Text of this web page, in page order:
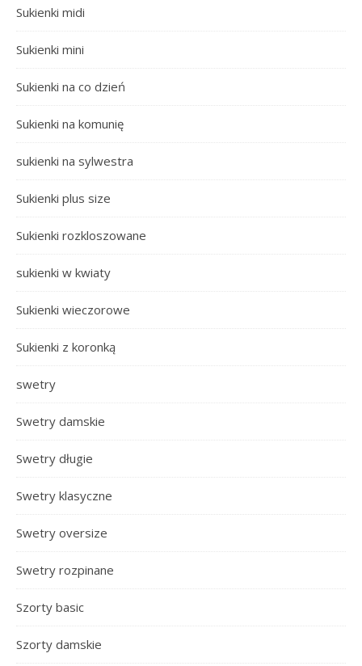
Sukienki midi
Sukienki mini
Sukienki na co dzień
Sukienki na komunię
sukienki na sylwestra
Sukienki plus size
Sukienki rozkloszowane
sukienki w kwiaty
Sukienki wieczorowe
Sukienki z koronką
swetry
Swetry damskie
Swetry długie
Swetry klasyczne
Swetry oversize
Swetry rozpinane
Szorty basic
Szorty damskie